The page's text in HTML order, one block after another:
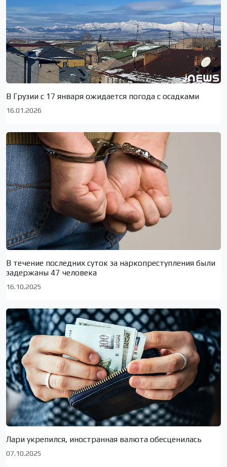
В Грузии с 17 января ожидается погода с осадками
16.01.2026
В течение последних суток за наркопреступления были
задержаны 47 человека
16.10.2025
Лари укрепился, иностранная валюта обесценилась
07.10.2025